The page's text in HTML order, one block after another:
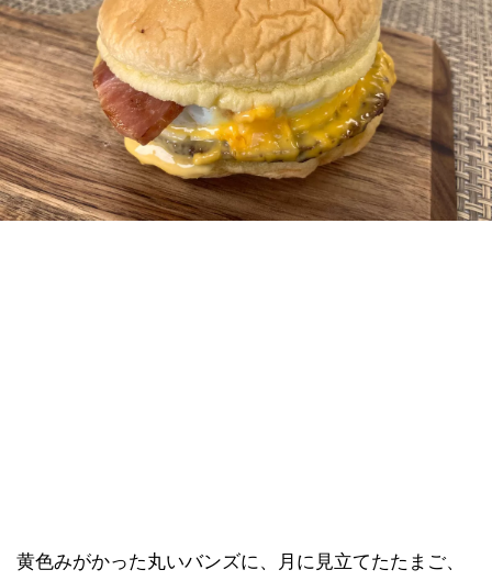
黄色みがかった丸いバンズに、月に見立てたたまご、